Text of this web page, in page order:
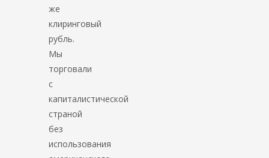
же
клиринговый
рубль.
Мы
торговали
с
капиталистической
страной
без
использования